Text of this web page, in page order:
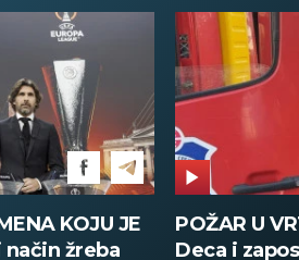
NA VOŽDOVCU
evakuisani